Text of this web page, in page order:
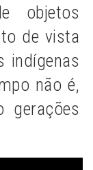
objetos
de vista
indígenas
não é,
gerações